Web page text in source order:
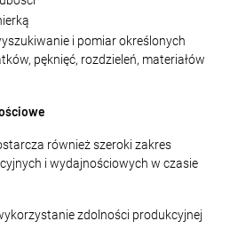
i pomiar określonych
pęknięć, rozdzieleń, materiałów
również szeroki zakres
i wydajnościowych w czasie
zdolności produkcyjnej